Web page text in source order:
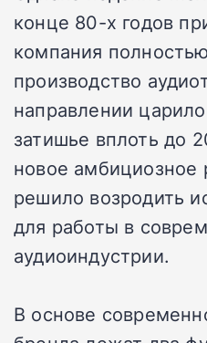
конце 80-х годов
компания
производство
направлении
затишье вплоть до
новое амбициозное
решило возродить
для работы в
аудиоиндустрии.
В основе